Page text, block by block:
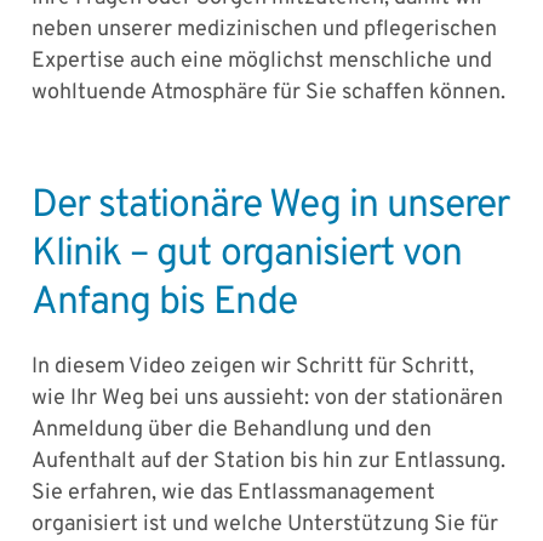
neben unserer medizinischen und pflegerischen
Expertise auch eine möglichst menschliche und
wohltuende Atmosphäre für Sie schaffen können.
Der stationäre Weg in unserer
Klinik – gut organisiert von
Anfang bis Ende
In diesem Video zeigen wir Schritt für Schritt,
wie Ihr Weg bei uns aussieht: von der stationären
Anmeldung über die Behandlung und den
Aufenthalt auf der Station bis hin zur Entlassung.
Sie erfahren, wie das Entlassmanagement
organisiert ist und welche Unterstützung Sie für